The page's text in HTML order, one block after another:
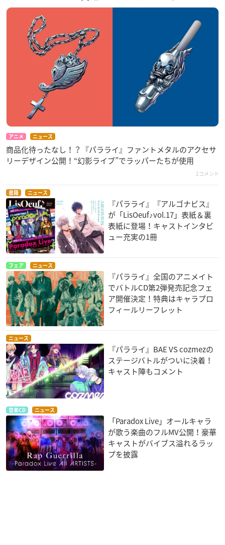
アニメ ニュース
商品化待ったなし！？『パラライ』ファントメタルのアクセサ
リーデザイン公開！“幻影ライブ”でラッパーたちが使用
2コメント
書籍 ニュース
『パラライ』『アルゴナビス』
が「LisOeuf♪vol.17」表紙＆裏
表紙に登場！キャストインタビ
ュー充実の1冊
フェア ニュース
『パラライ』全国のアニメイト
でバトルCD第2弾発売記念フェ
ア開催決定！特典はキャラプロ
フィールリーフレット
ニュース
『パラライ』BAE VS cozmezの
ステージバトルがついに決着！
キャスト陣もコメント
音楽CD ニュース
「Paradox Live」オールキャラ
が歌う楽曲のフルMV公開！豪華
キャストがバイブス溢れるラッ
プを披露